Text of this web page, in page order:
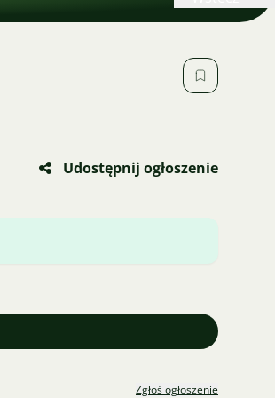
Udostępnij ogłoszenie
Zgłoś ogłoszenie